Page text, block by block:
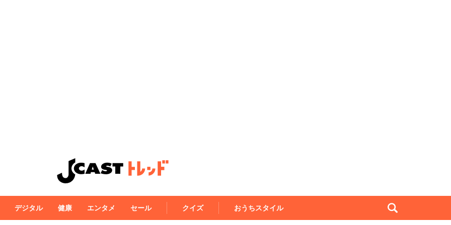
デジタル 健康 エンタメ セール クイズ おうちスタイル